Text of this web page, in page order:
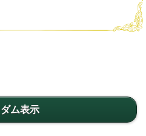
ム表示